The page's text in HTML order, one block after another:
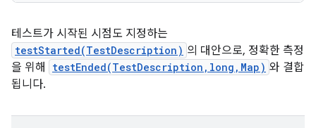
테스트가 시작된 시점도 지정하는
testStarted(TestDescription) 의 대안으로, 정확한 측정
을 위해
testEnded(TestDescription,long,Map) 와 결합
됩니다.